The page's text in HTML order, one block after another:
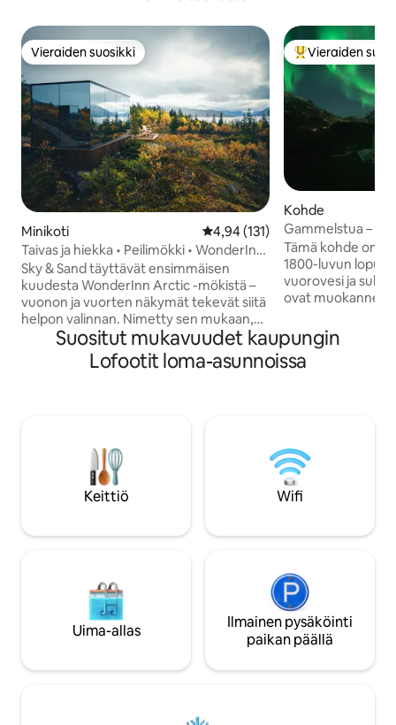
Vieraiden suosikki
Vieraiden suosikki
Minikoti Keskimääräinen arvio 4,94/5,
4,94 (131)
Taivas ja hiekka • Peilimökki • WonderInn
Arctic
Sky & Sand täyttävät ensimmäisen
kuudesta WonderInn Arctic -mökistä –
vuonon ja vuorten näkymät tekevät siitä
helpon valinnan. Nimetty sen mukaan,
mikä sitä ympäröi: taivas yläpuolella,
vaalea Kvæfjordin rantaviiva alapuolella.
Peililasista heijastuu molemmat valon
revontulille ja keskiyön auringolle. 20 min
Harstadiin, 1 h Evenesiin. Sauna
varattavissa kohteessa. Vuodevaatteet,
pyyhkeet, aamutakki, tohvelit.
unimaski.
Vieraiden
Vieraiden
Kohde
Gammelstua –
Tämä kohde on
1800-luvun
vuorovesi ja
ovat muokanneet
alkuperäiset
mukavuus.
näkymä vuorille ja
avonaisessa
puulämmitteinen
hidastaa tahtia,
kokea Lofottien
Suositut mukavuudet kaupungin
Lofootit loma-asunnoissa
Keittiö Wifi
Uima-allas
Ilmainen pysäköinti
paikan päällä